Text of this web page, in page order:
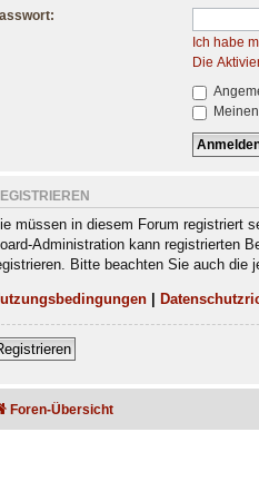
Ich habe
Die
müssen in diesem Forum registriert
Administration kann registrierten
Bitte beachten Sie auch die
Foren-Übersicht